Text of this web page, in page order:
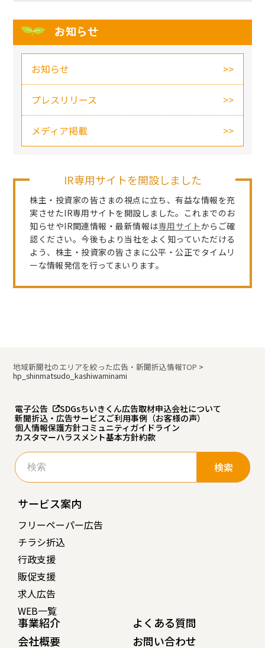
お知らせ
お知らせ
プレスリリース
メディア掲載
IR専用サイトを開設しました
株主・投資家の皆さまの視点に立ち、有益な情報を充
実させたIR専用サイトを開設しました。これまでのお
知らせやIR関連情報・最新情報は専用サイトからご確
認ください。今後もより当社をよく知っていただける
よう、株主・投資家の皆さまに公平・公正でタイムリ
ーな情報発信を行ってまいります。
地域新聞社のエリアを絞った広告・新聞折込情報TOP >
hp_shinmatsudo_kashiwaminami
電子公告 SDGsちいきくん広告取材申込会社について
新聞折込・広告サービスご利用事例（お客様の声）
個人情報保護方針コミュニティガイドライン
カスタマーハラスメント基本方針約款
検
索:
サービス案内
フリーペーパー広告
チラシ折込
行政支援
販促支援
求人広告
WEB一覧
事業紹介
会社概要
よくある質問
お問い合わせ